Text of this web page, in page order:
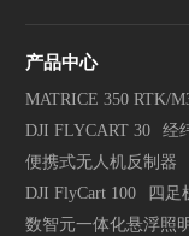
产品中心
MATRICE 350 RTK/
DJI FLYCART 30
经
便携式无人机反制器
DJI FlyCart 100
四足
数智元一体化悬浮照